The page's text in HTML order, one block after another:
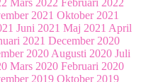
Mars 2022 Februari 2022
2021 Oktober 2021
Juni 2021 Maj 2021 April
2021 December 2020
2020 Augusti 2020 Juli
Mars 2020 Februari 2020
2019 Oktober 2019